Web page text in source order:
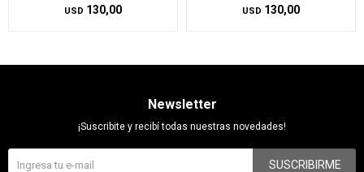
USD 130,00 USD 130,00
Newsletter
¡Suscribite y recibí todas nuestras novedades!
SUSCRIBIRME